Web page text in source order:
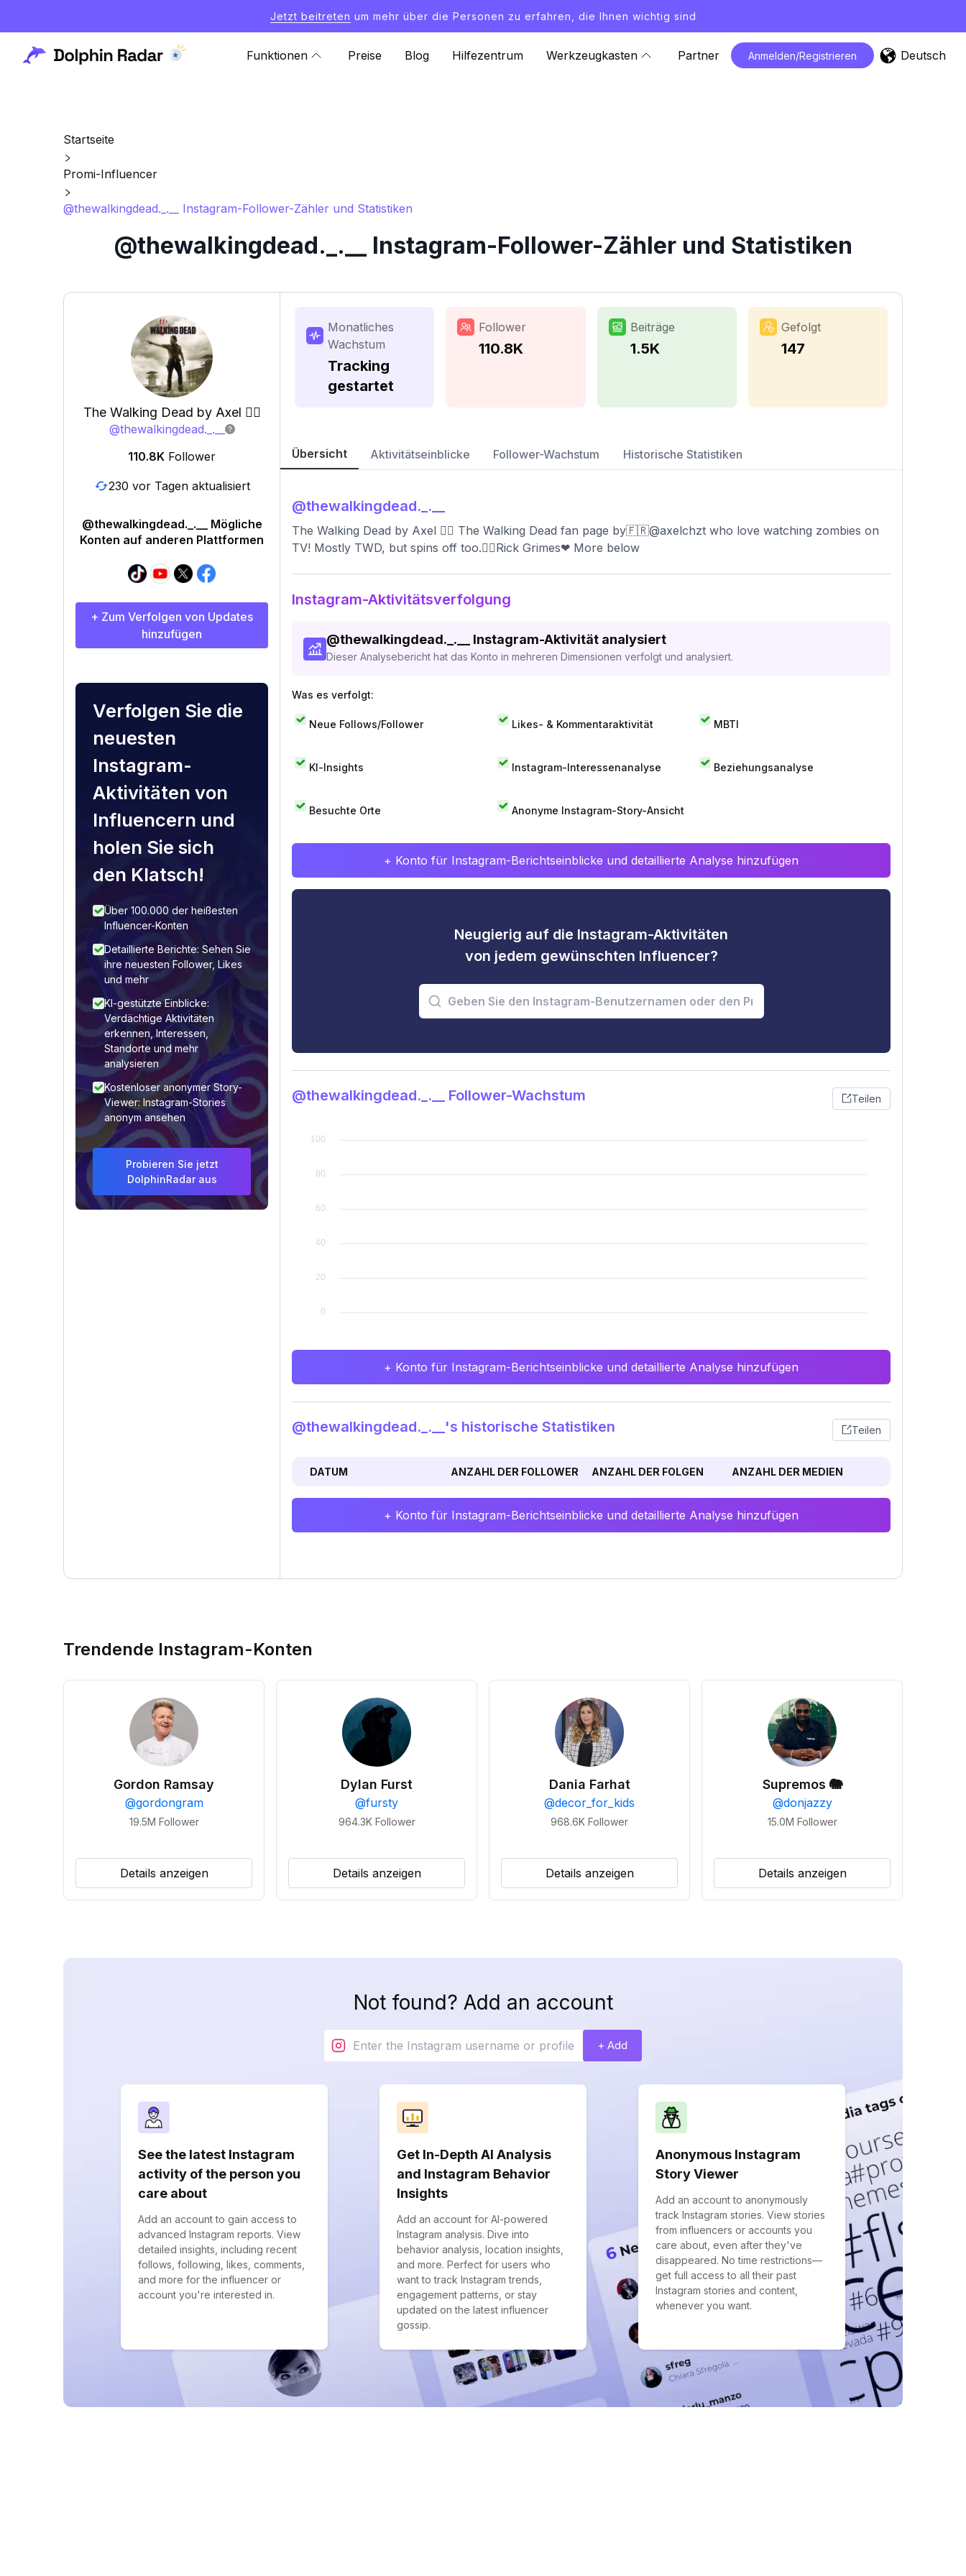
Jetzt beitreten um mehr über die Personen zu erfahren, die Ihnen wichtig sind
Funktionen Preise Blog Hilfezentrum Werkzeugkasten Partner Anmelden/Registrieren Deutsch
Startseite
Promi-Influencer
@thewalkingdead._.__ Instagram-Follower-Zähler und Statistiken
@thewalkingdead._.__ Instagram-Follower-Zähler und Statistiken
The Walking Dead by Axel 🧟‍♂️
@thewalkingdead._.__
110.8K Follower
230 vor Tagen aktualisiert
@thewalkingdead._.__ Mögliche
Konten auf anderen Plattformen
+ Zum Verfolgen von Updates
hinzufügen
Verfolgen Sie die
neuesten
Instagram-
Aktivitäten von
Influencern und
holen Sie sich
den Klatsch!
Über 100.000 der heißesten
Influencer-Konten
Detaillierte Berichte: Sehen Sie
ihre neuesten Follower, Likes
und mehr
KI-gestützte Einblicke:
Verdächtige Aktivitäten
erkennen, Interessen,
Standorte und mehr
analysieren
Kostenloser anonymer Story-
Viewer: Instagram-Stories
anonym ansehen
Probieren Sie jetzt
DolphinRadar aus
Monatliches
Wachstum
Tracking
gestartet
Follower
110.8K
Beiträge
1.5K
Gefolgt
147
Übersicht Aktivitätseinblicke Follower-Wachstum Historische Statistiken
@thewalkingdead._.__
The Walking Dead by Axel 🧟‍♂️ The Walking Dead fan page by🇫🇷@axelchzt who love watching zombies on
TV! Mostly TWD, but spins off too.🧟‍♂️Rick Grimes❤ More below
Instagram-Aktivitätsverfolgung
@thewalkingdead._.__ Instagram-Aktivität analysiert
Dieser Analysebericht hat das Konto in mehreren Dimensionen verfolgt und analysiert.
Was es verfolgt:
Neue Follows/Follower Likes- & Kommentaraktivität MBTI
KI-Insights Instagram-Interessenanalyse Beziehungsanalyse
Besuchte Orte Anonyme Instagram-Story-Ansicht
+ Konto für Instagram-Berichtseinblicke und detaillierte Analyse hinzufügen
Neugierig auf die Instagram-Aktivitäten
von jedem gewünschten Influencer?
@thewalkingdead._.__ Follower-Wachstum Teilen
+ Konto für Instagram-Berichtseinblicke und detaillierte Analyse hinzufügen
@thewalkingdead._.__'s historische Statistiken Teilen
DATUM ANZAHL DER FOLLOWER ANZAHL DER FOLGEN ANZAHL DER MEDIEN
+ Konto für Instagram-Berichtseinblicke und detaillierte Analyse hinzufügen
Trendende Instagram-Konten
Gordon Ramsay
@gordongram
19.5M Follower
Details anzeigen
Dylan Furst
@fursty
964.3K Follower
Details anzeigen
Dania Farhat
@decor_for_kids
968.6K Follower
Details anzeigen
Supremos 🐘
@donjazzy
15.0M Follower
Details anzeigen
Not found? Add an account
+ Add
See the latest Instagram
activity of the person you
care about
Add an account to gain access to
advanced Instagram reports. View
detailed insights, including recent
follows, following, likes, comments,
and more for the influencer or
account you're interested in.
Get In-Depth AI Analysis
and Instagram Behavior
Insights
Add an account for AI-powered
Instagram analysis. Dive into
behavior analysis, location insights,
and more. Perfect for users who
want to track Instagram trends,
engagement patterns, or stay
updated on the latest influencer
gossip.
Anonymous Instagram
Story Viewer
Add an account to anonymously
track Instagram stories. View stories
from influencers or accounts you
care about, even after they've
disappeared. No time restrictions—
get full access to all their past
Instagram stories and content,
whenever you want.